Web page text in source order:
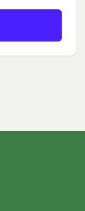
負いませ
報等によ
用状況を適
の本ポリシ
除いて、当
り、会員登
下の各号の
虚偽の会